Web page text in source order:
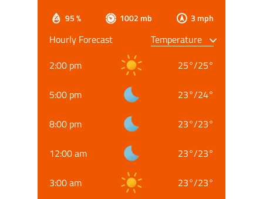
95 % 1002 mb 3 mph
Hourly Forecast
2:00 pm
25°/25°
5:00 pm 23°/24°
8:00 pm 23°/23°
12:00 am 23°/23°
3:00 am 23°/23°